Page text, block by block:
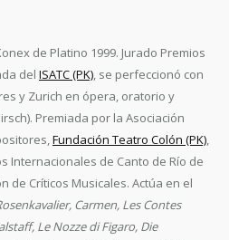
de Platino 1999. Jurado Premios
del ISATC (PK), se perfeccionó con
y Zurich en ópera, oratorio y
Premiada por la Asociación
Fundación Teatro Colón (PK),
Internacionales de Canto de Río de
de Críticos Musicales. Actúa en el
Carmen, Les Contes
Le Nozze di Figaro, Die